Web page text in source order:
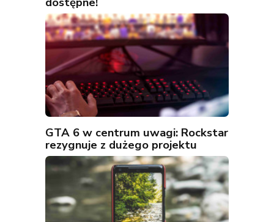
GTA 6 w centrum uwagi: Rockstar
rezygnuje z dużego projektu